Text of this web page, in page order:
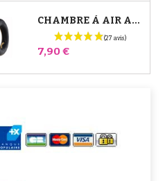
CHAMBRE À AIR ARRIÈRE POUSSETTE WHIZZ RED CASTLE
Prix
7,90 €